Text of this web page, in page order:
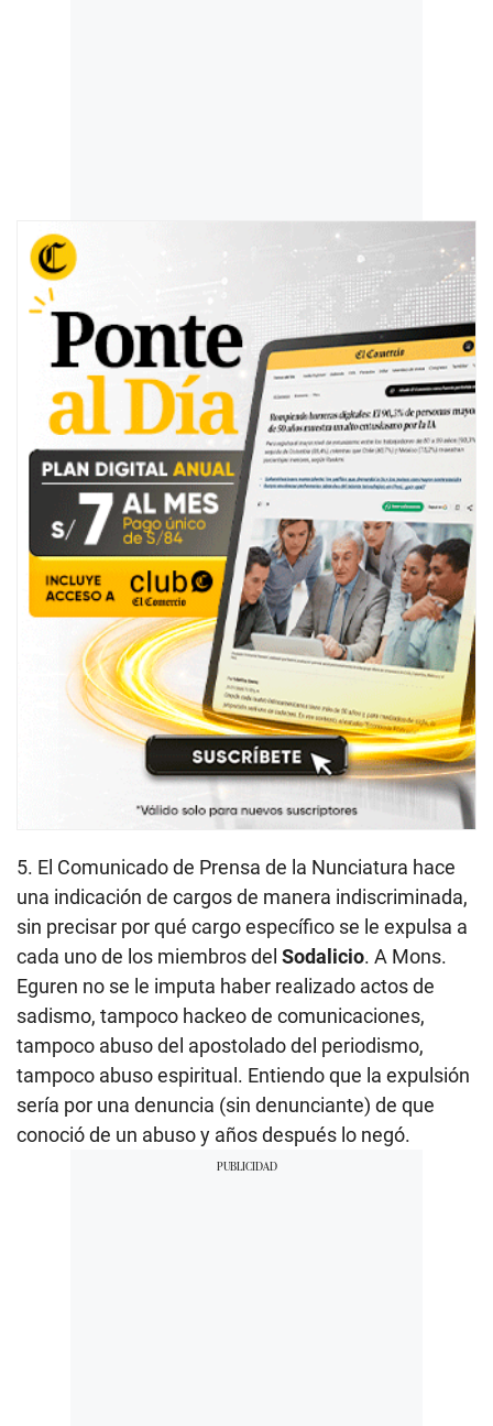
5. El Comunicado de Prensa de la Nunciatura hace
una indicación de cargos de manera indiscriminada,
sin precisar por qué cargo específico se le expulsa a
cada uno de los miembros del Sodalicio. A Mons.
Eguren no se le imputa haber realizado actos de
sadismo, tampoco hackeo de comunicaciones,
tampoco abuso del apostolado del periodismo,
tampoco abuso espiritual. Entiendo que la expulsión
sería por una denuncia (sin denunciante) de que
conoció de un abuso y años después lo negó.